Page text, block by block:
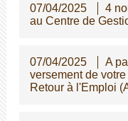
07/04/2025
4
au Centre de
07/04/2025
A
versement de
Retour à l'Emploi